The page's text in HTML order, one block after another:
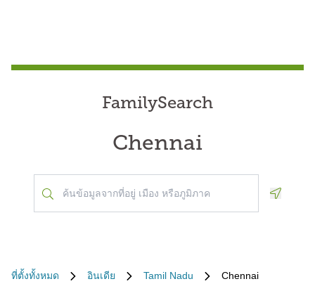
FamilySearch
Chennai
ที่ตั้งทั้งหมด อินเดีย Tamil Nadu Chennai